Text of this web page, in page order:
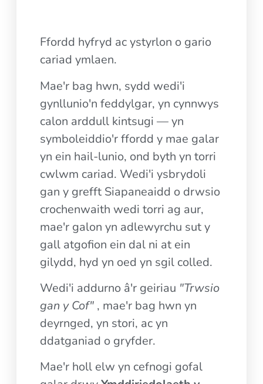
Ffordd hyfryd ac ystyrlon o gario
cariad ymlaen.
Mae'r bag hwn, sydd wedi'i
gynllunio'n feddylgar, yn cynnwys
calon arddull kintsugi — yn
symboleiddio'r ffordd y mae galar
yn ein hail-lunio, ond byth yn torri
cwlwm cariad. Wedi'i ysbrydoli
gan y grefft Siapaneaidd o drwsio
crochenwaith wedi torri ag aur,
mae'r galon yn adlewyrchu sut y
gall atgofion ein dal ni at ein
gilydd, hyd yn oed yn sgil colled.
Wedi'i addurno â'r geiriau "Trwsio
gan y Cof" , mae'r bag hwn yn
deyrnged, yn stori, ac yn
ddatganiad o gryfder.
Mae'r holl elw yn cefnogi gofal